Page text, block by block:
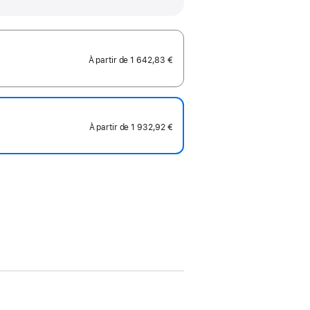
À partir de1 642,83 €
À partir de1 932,92 €